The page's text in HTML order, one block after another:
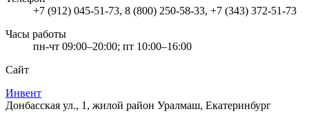
+7 (912) 045-51-73, 8 (800) 250-58-33, +7 (343) 372-51-73
Часы работы
пн-чт 09:00–20:00; пт 10:00–16:00
Сайт
Инвент
Донбасская ул., 1, жилой район Уралмаш, Екатеринбург